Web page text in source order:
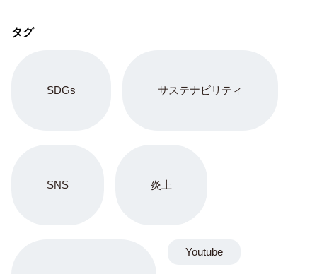
タグ
SDGs サステナビリティ
SNS 炎上
Youtube